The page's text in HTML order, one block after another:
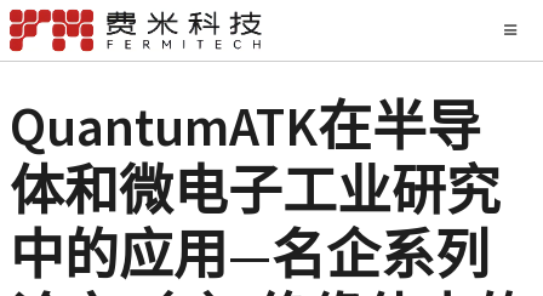
QuantumATK在半导
体和微电子工业研究
中的应用—名企系列